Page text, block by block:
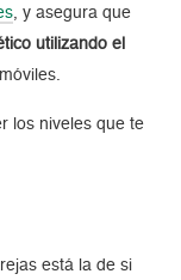
, y asegura que
utilizando el
los niveles que te
está la de si